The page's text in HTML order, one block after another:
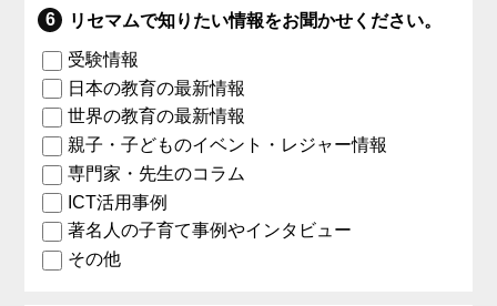
リセマムで知りたい情報をお聞かせください。
受験情報
日本の教育の最新情報
世界の教育の最新情報
親子・子どものイベント・レジャー情報
専門家・先生のコラム
ICT活用事例
著名人の子育て事例やインタビュー
その他